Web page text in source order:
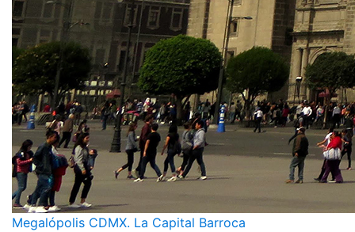
Megalópolis CDMX. La Capital Barroca